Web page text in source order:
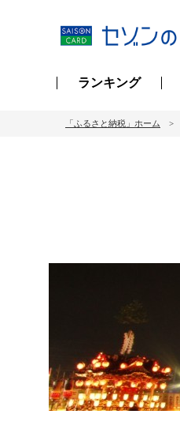
ランキング
「ふるさと納税」ホーム